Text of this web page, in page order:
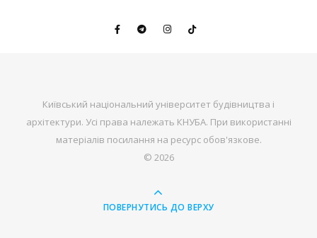
Київський національний університет будівництва і
архітектури. Усі права належать КНУБА. При використанні
матеріалів посилання на ресурс обов'язкове.
© 2026
ПОВЕРНУТИСЬ ДО ВЕРХУ